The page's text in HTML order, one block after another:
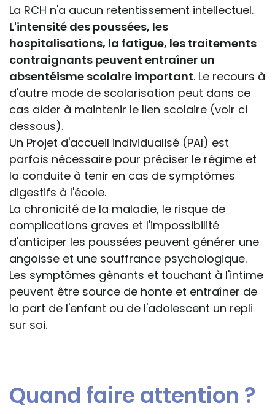
La RCH n'a aucun retentissement intellectuel.
L'intensité des poussées, les
hospitalisations, la fatigue, les traitements
contraignants peuvent entraîner un
absentéisme scolaire important. Le recours à
d'autre mode de scolarisation peut dans ce
cas aider à maintenir le lien scolaire (voir ci
dessous).
Un Projet d'accueil individualisé (PAI) est
parfois nécessaire pour préciser le régime et
la conduite à tenir en cas de symptômes
digestifs à l'école.
La chronicité de la maladie, le risque de
complications graves et l'impossibilité
d'anticiper les poussées peuvent générer une
angoisse et une souffrance psychologique.
Les symptômes gênants et touchant à l'intime
peuvent être source de honte et entraîner de
la part de l'enfant ou de l'adolescent un repli
sur soi.
Quand faire attention ?